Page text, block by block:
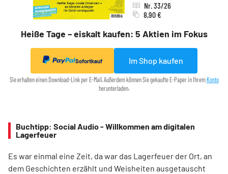
Heiße Tage – eiskalt kaufen: 5 Aktien im Fokus
Nr. 33/26
8,90 €
Sofortkauf Im Shop kaufen
Sie erhalten einen Download-Link per E-Mail. Außerdem können Sie gekaufte E-Paper in Ihrem Konto
herunterladen.
Buchtipp: Social Audio - Willkommen am digitalen
Lagerfeuer
Es war einmal eine Zeit, da war das Lagerfeuer der Ort, an
dem ­Geschichten erzählt und Weisheiten ausgetauscht